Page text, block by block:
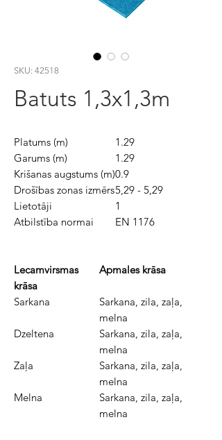
SKU: 42518
Batuts 1,3x1,3m
Platums (m)
1.29
Garums (m)
1.29
Krišanas augstums (m)0.9
Drošības zonas izmērs5,29 - 5,29
Lietotāji
1
Atbilstība normai
EN 1176
Lecamvirsmas
krāsa
Apmales krāsa
Sarkana
Sarkana, zila, zaļa,
melna
Dzeltena
Sarkana, zila, zaļa,
melna
Zaļa
Sarkana, zila, zaļa,
melna
Melna
Sarkana, zila, zaļa,
melna